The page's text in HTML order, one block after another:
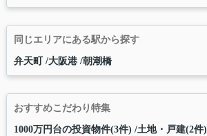
同じエリアにある駅から探す
弁天町 大阪港 朝潮橋
おすすめこだわり特集
1000万円台の投資物件(3件) 土地・戸建(2件)